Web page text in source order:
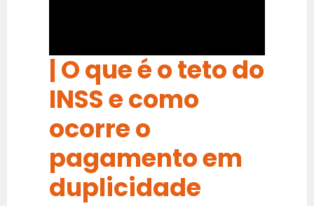
| O que é o teto do
INSS e como
ocorre o
pagamento em
duplicidade